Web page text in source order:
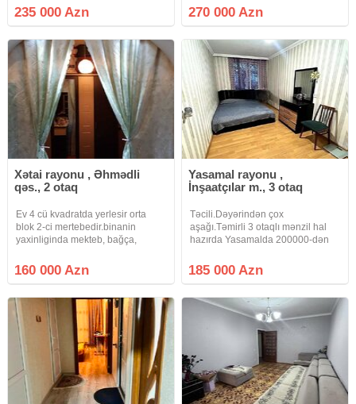
Bina tipi: Stalinka lahiyəsi (5
mərtəbəli möhkəm daş bina)
mərtəbə!)
235 000 Azn
üzbəüz stalinka layihəli binada,
əlavə 20 kv.m artırması olan, 2dən
270 000 Azn
Xətai rayonu , Əhmədli
qəs., 2 otaq
Ev 4 cü kvadratda yerlesir orta
blok 2-ci mertebedir.binanin
yaxinliginda mekteb, bağça,
var.binanin səliqəli abad həyəti
futbol meydancasi var.evin
əsas yola
160 000 Azn
Yasamal rayonu ,
İnşaatçılar m., 3 otaq
Təcili.Dəyərindən çox
aşağı.Təmirli 3 otaqlı mənzil hal
hazırda Yasamalda 200000-dən
oldugu ücün bu qiymətə
satılır.Yasamal rayonu Abbas
İnşaatcılar metrosunun
185 000 Azn